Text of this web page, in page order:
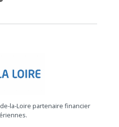
la-Loire partenaire financier